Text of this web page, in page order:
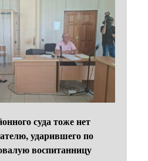
суда тоже нет
ударившего по
воспитанницу